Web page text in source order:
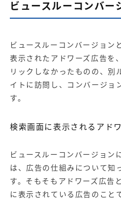
グ
サービス
広告プロモーションの製品
【クリニック向け】新規集患
Web広告サービス
集客Web広告パッケージ
商圏ねらいうちパッケージ
Web制作の製品
WEBプラス
ビュースルーコンバー
ビュースルーコンバージョン
表示されたアドワーズ広告を
リックしなかったものの、別
イトに訪問し、コンバージョ
す。
検索画面に表示されるアド
ビュースルーコンバージョン
は、広告の仕組みについて知
す。そもそもアドワーズ広告
に表示されている広告のこと